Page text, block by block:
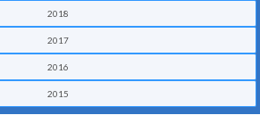
2018
2017
2016
2015